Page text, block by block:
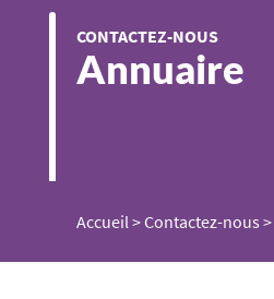
CONTACTEZ-NOUS
Annuaire
Accueil>Contactez-nous >